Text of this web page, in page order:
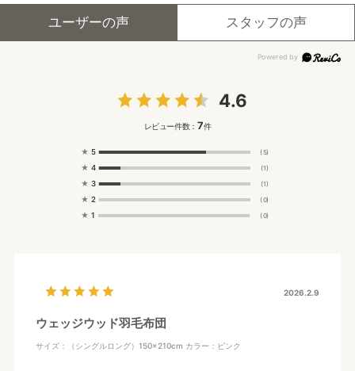
ユーザーの声 スタッフの声
4.6
レビュー件数： 7件
★ 5 (5)
★ 4 (1)
★ 3 (1)
★ 2 (0)
★ 1 (0)
2026.2.9
ウェッジウッド羽毛布団
サイズ：（シングルロング）150×210cm カラー：ピンク